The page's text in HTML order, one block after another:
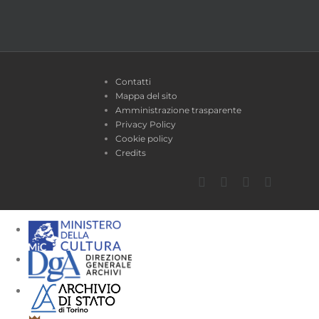
Contatti
Mappa del sito
Amministrazione trasparente
Privacy Policy
Cookie policy
Credits
Facebook
TwitterYouTube